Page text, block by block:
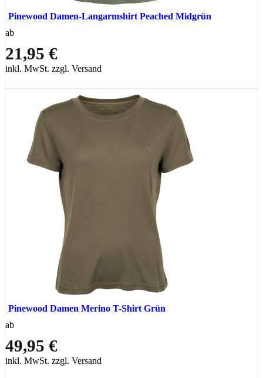
Pinewood Damen-Langarmshirt Peached Midgrün
ab
21,95 €
inkl. MwSt. zzgl. Versand
Pinewood Damen Merino T-Shirt Grün
ab
49,95 €
inkl. MwSt. zzgl. Versand